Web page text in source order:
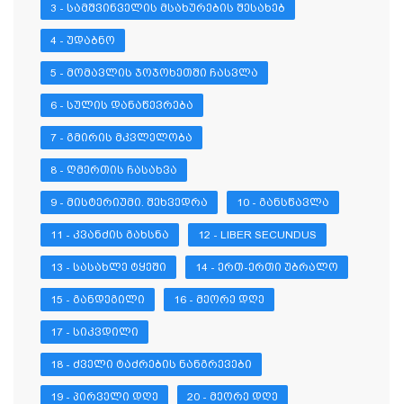
3 - ᲡᲐᲛᲨᲕᲘᲜᲕᲔᲚᲘᲡ ᲛᲡᲐᲮᲣᲠᲔᲑᲘᲡ ᲨᲔᲡᲐᲮᲔᲑ
4 - ᲣᲓᲐᲑᲜᲝ
5 - ᲛᲝᲛᲐᲕᲚᲘᲡ ᲯᲝᲯᲝᲮᲔᲗᲨᲘ ᲩᲐᲡᲕᲚᲐ
6 - ᲡᲣᲚᲘᲡ ᲓᲐᲜᲐᲬᲔᲕᲠᲔᲑᲐ
7 - ᲒᲛᲘᲠᲘᲡ ᲛᲙᲕᲚᲔᲚᲝᲑᲐ
8 - ᲦᲛᲔᲠᲗᲘᲡ ᲩᲐᲡᲐᲮᲕᲐ
9 - ᲛᲘᲡᲢᲔᲠᲘᲣᲛᲘ. ᲨᲔᲮᲕᲔᲓᲠᲐ 10 - ᲒᲐᲜᲡᲬᲐᲕᲚᲐ
11 - ᲙᲕᲐᲜᲫᲘᲡ ᲒᲐᲮᲡᲜᲐ 12 - LIBER SECUNDUS
13 - ᲡᲐᲡᲐᲮᲚᲔ ᲢᲧᲔᲨᲘ 14 - ᲔᲠᲗ-ᲔᲠᲗᲘ ᲣᲑᲠᲐᲚᲝ
15 - ᲒᲐᲜᲓᲔᲒᲘᲚᲘ 16 - ᲛᲔᲝᲠᲔ ᲓᲦᲔ
17 - ᲡᲘᲙᲕᲓᲘᲚᲘ
18 - ᲫᲕᲔᲚᲘ ᲢᲐᲫᲠᲔᲑᲘᲡ ᲜᲐᲜᲒᲠᲔᲕᲔᲑᲘ
19 - ᲞᲘᲠᲕᲔᲚᲘ ᲓᲦᲔ 20 - ᲛᲔᲝᲠᲔ ᲓᲦᲔ